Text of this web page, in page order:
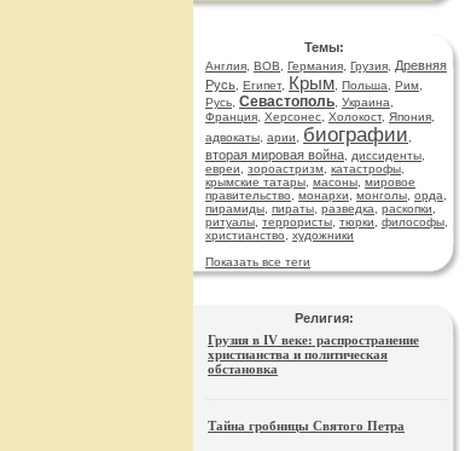
Темы:
Англия ВОВ Германия Грузия
Древняя
Русь Египет, Крым Польша Рим
Русь Севастополь Украина
Франция Херсонес Холокост, Япония
адвокаты арии биографии
вторая мировая война диссиденты
евреи
зороастризм катастрофы
крымские татары масоны мировое
правительство
монархи монголы орда
пирамиды пираты разведка раскопки
ритуалы террористы тюрки философы
христианство
художники
Показать все теги
Религия:
Грузия в IV веке: распространение
христианства и политическая
обстановка
Тайна гробницы Святого Петра